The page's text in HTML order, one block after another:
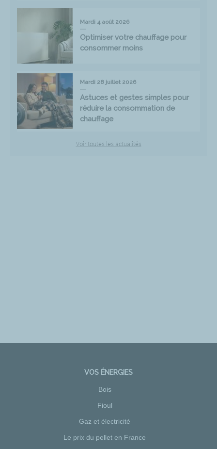
Mardi 4 août 2026
Optimiser votre chauffage pour
consommer moins
Mardi 28 juillet 2026
Astuces et gestes simples pour
réduire la consommation de
chauffage
Voir toutes les actualités
VOS ÉNERGIES
Bois
Fioul
Gaz et électricité
Le prix du pellet en France